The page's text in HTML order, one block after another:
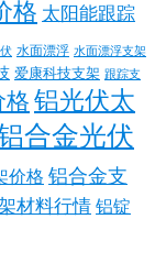
格 太阳能跟踪
水面漂浮 水面漂浮支架
爱康科技支架 跟踪支
格 铝光伏太
合金光伏
价格 铝合金支
材料行情 铝锭